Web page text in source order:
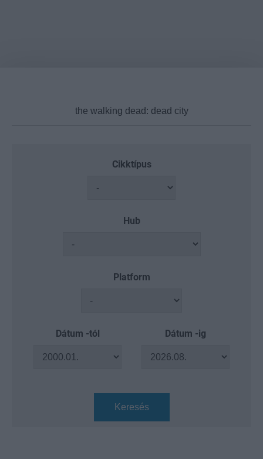
Cikktípus
Hub
Platform
Dátum -tól Dátum -ig
Keresés